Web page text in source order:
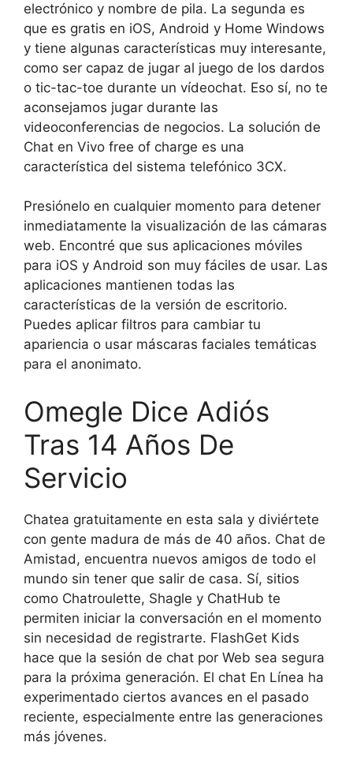
electrónico y nombre de pila. La segunda es
que es gratis en iOS, Android y Home Windows
y tiene algunas características muy interesante,
como ser capaz de jugar al juego de los dardos
o tic-tac-toe durante un vídeochat. Eso sí, no te
aconsejamos jugar durante las
videoconferencias de negocios. La solución de
Chat en Vivo free of charge es una
característica del sistema telefónico 3CX.
Presiónelo en cualquier momento para detener
inmediatamente la visualización de las cámaras
web. Encontré que sus aplicaciones móviles
para iOS y Android son muy fáciles de usar. Las
aplicaciones mantienen todas las
características de la versión de escritorio.
Puedes aplicar filtros para cambiar tu
apariencia o usar máscaras faciales temáticas
para el anonimato.
Omegle Dice Adiós
Tras 14 Años De
Servicio
Chatea gratuitamente en esta sala y diviértete
con gente madura de más de 40 años. Chat de
Amistad, encuentra nuevos amigos de todo el
mundo sin tener que salir de casa. Sí, sitios
como Chatroulette, Shagle y ChatHub te
permiten iniciar la conversación en el momento
sin necesidad de registrarte. FlashGet Kids
hace que la sesión de chat por Web sea segura
para la próxima generación. El chat En Línea ha
experimentado ciertos avances en el pasado
reciente, especialmente entre las generaciones
más jóvenes.